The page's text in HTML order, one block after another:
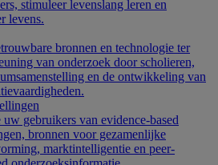
stimuleer levenslang leren en
levens.
bronnen en technologie ter
van onderzoek door scholieren,
en de ontwikkeling van
uw gebruikers van evidence-based
bronnen voor gezamenlijke
marktintelligentie en peer-